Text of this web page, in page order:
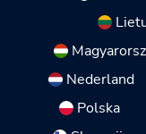
Nederland
Polska